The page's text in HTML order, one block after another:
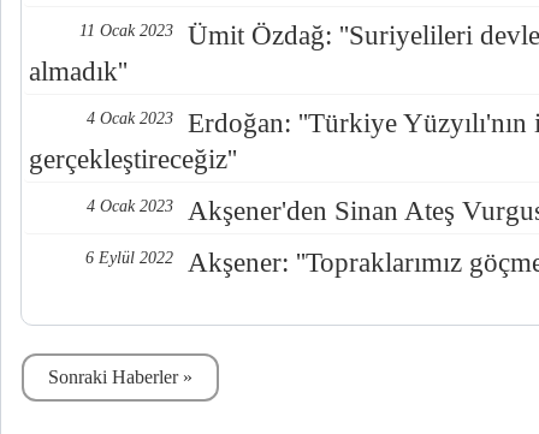
11 Ocak 2023
Ümit Özdağ: ''Suriyelileri
almadık''
4 Ocak 2023
Erdoğan: ''Türkiye Yüzyılı'nın
gerçekleştireceğiz''
4 Ocak 2023 Akşener'den Sinan Ateş
6 Eylül 2022 Akşener: ''Topraklarımız
Sonraki Haberler »